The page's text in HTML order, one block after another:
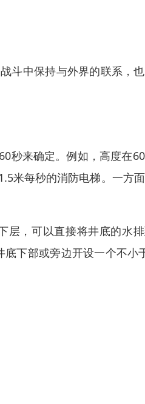
斗中保持与外界的联系，
秒来确定。例如，高度在
米每秒的消防电梯。一方
层，可以直接将井底的水
下部或旁边开设一个不小